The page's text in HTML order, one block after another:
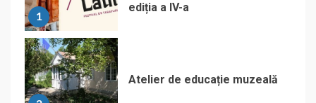
1
ediția a IV-a
Atelier de educație muzeală